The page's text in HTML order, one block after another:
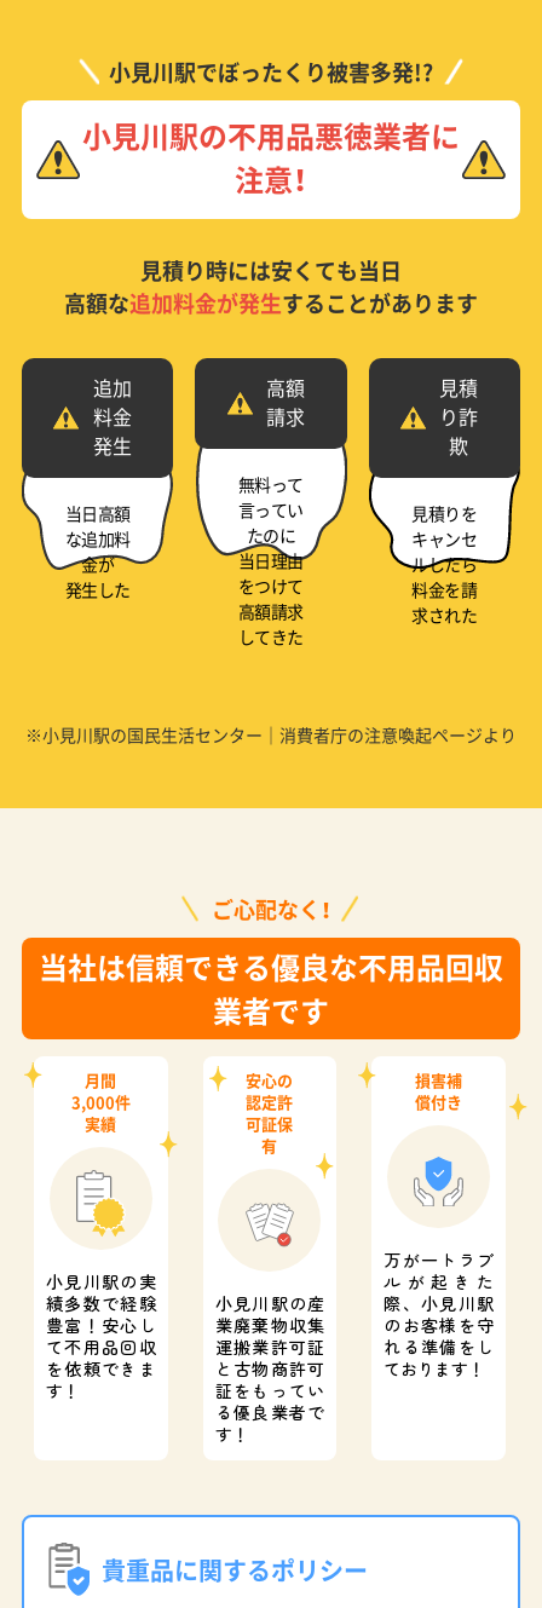
小見川駅でぼったくり被害多発!?
小見川駅の不用品悪徳業者に
注意！
見積り時には安くても当日
高額な追加料金が発生することがあります
追加
料金
発生
当日高額
な追加料
金が
発生した
高額
請求
無料って
言ってい
たのに
当日理由
をつけて
高額請求
してきた
見積
り詐
欺
見積りを
キャンセ
ルしたら
料金を請
求された
※小見川駅の国民生活センター｜消費者庁の注意喚起ページより
ご心配なく！
当社は信頼できる優良な不用品回収
業者です
月間
3,000件
実績
小見川駅の実
績多数で経験
豊富！ 安心し
て不用品回収
を依頼できま
す！
安心の
認定許
可証保
有
小見川駅の産
業廃棄物収集
運搬業許可証
と 古物商許可
証をもってい
る優良業者で
す！
損害補
償付き
万が一トラブ
ルが起きた
際、小見川駅
のお客様を守
れる準備をし
ております！
貴重品に関するポリシー